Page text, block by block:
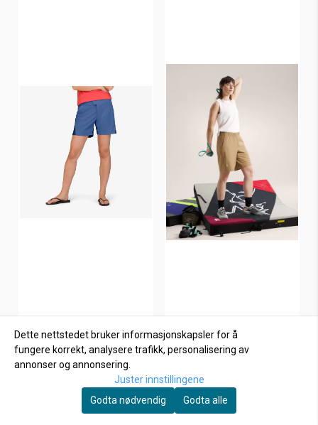
Femund flex light sh
Arcteryx
Kragg Cotton Short 9'
Dette nettstedet bruker informasjonskapsler for å
fungere korrekt, analysere trafikk, personalisering av
annonser og annonsering.
Juster innstillingene
Godta nødvendig
Godta alle